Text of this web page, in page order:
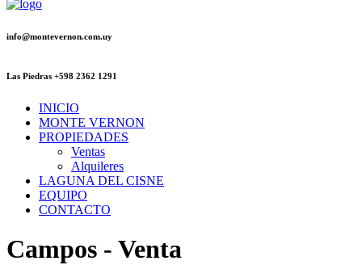
info@montevernon.com.uy
Las Piedras +598 2362 1291
INICIO
MONTE VERNON
PROPIEDADES
Ventas
Alquileres
LAGUNA DEL CISNE
EQUIPO
CONTACTO
Campos - Venta